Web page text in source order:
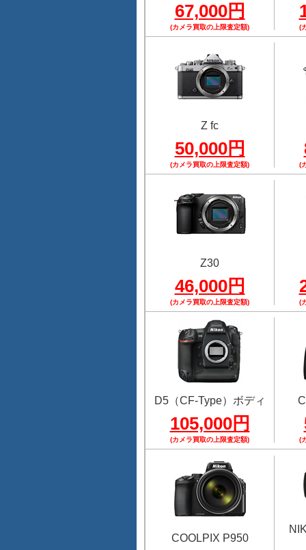
67,000円
(カメラ買取の上限査定額) (
Z fc
50,000円
(カメラ買取の上限査定額) (
Z30
46,000円
(カメラ買取の上限査定額) (
D5（CF-Type）ボディ
105,000円
(カメラ買取の上限査定額) (
COOLPIX P950